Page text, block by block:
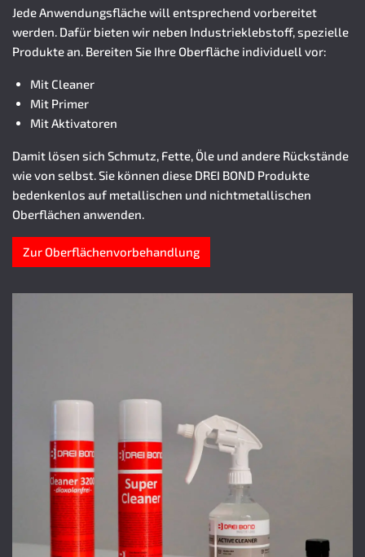
Jede Anwendungsfläche will entsprechend vorbereitet
werden. Dafür bieten wir neben Industrieklebstoff, spezielle
Produkte an. Bereiten Sie Ihre Oberfläche individuell vor:
Mit Cleaner
Mit Primer
Mit Aktivatoren
Damit lösen sich Schmutz, Fette, Öle und andere Rückstände
wie von selbst. Sie können diese DREI BOND Produkte
bedenkenlos auf metallischen und nichtmetallischen
Oberflächen anwenden.
Zur Oberflächenvorbehandlung